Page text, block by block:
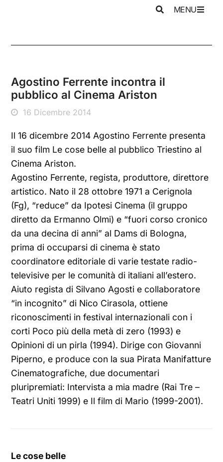
MENU
Agostino Ferrente incontra il
pubblico al Cinema Ariston
16 Dicembre 2014
Il 16 dicembre 2014 Agostino Ferrente presenta
il suo film Le cose belle al pubblico Triestino al
Cinema Ariston.
Agostino Ferrente, regista, produttore, direttore
artistico. Nato il 28 ottobre 1971 a Cerignola
(Fg), “reduce” da Ipotesi Cinema (il gruppo
diretto da Ermanno Olmi) e “fuori corso cronico
da una decina di anni” al Dams di Bologna,
prima di occuparsi di cinema è stato
coordinatore editoriale di varie testate radio-
televisive per le comunità di italiani all’estero.
Aiuto regista di Silvano Agosti e collaboratore
“in incognito” di Nico Cirasola, ottiene
riconoscimenti in festival internazionali con i
corti Poco più della metà di zero (1993) e
Opinioni di un pirla (1994). Dirige con Giovanni
Piperno, e produce con la sua Pirata Manifatture
Cinematografiche, due documentari
pluripremiati: Intervista a mia madre (Rai Tre –
Teatri Uniti 1999) e Il film di Mario (1999-2001).
Le cose belle